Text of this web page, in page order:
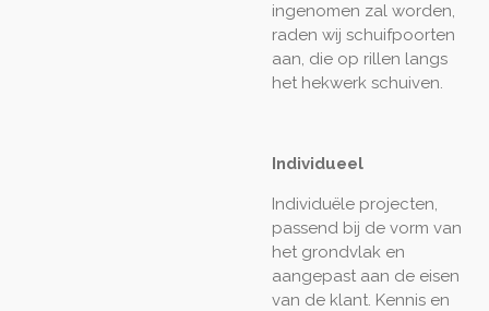
ingenomen zal worden,
raden wij schuifpoorten
aan, die op rillen langs
het hekwerk schuiven.
Individueel
Individuële projecten,
passend bij de vorm van
het grondvlak en
aangepast aan de eisen
van de klant. Kennis en